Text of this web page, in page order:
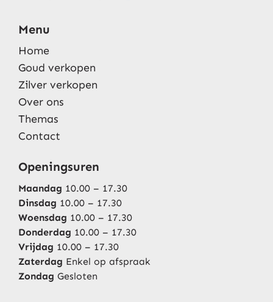
Menu
Home
Goud verkopen
Zilver verkopen
Over ons
Themas
Contact
Openingsuren
Maandag 10.00 – 17.30
Dinsdag 10.00 – 17.30
Woensdag 10.00 – 17.30
Donderdag 10.00 – 17.30
Vrijdag 10.00 – 17.30
Zaterdag Enkel op afspraak
Zondag Gesloten